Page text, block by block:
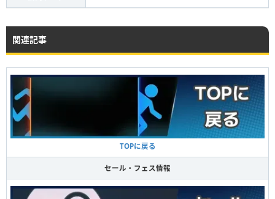
関連記事
TOPに戻る
セール・フェス情報